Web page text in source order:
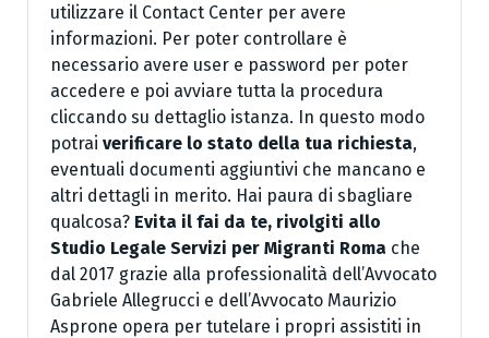
utilizzare il Contact Center per avere
informazioni. Per poter controllare è
necessario avere user e password per poter
accedere e poi avviare tutta la procedura
cliccando su dettaglio istanza. In questo modo
potrai verificare lo stato della tua richiesta,
eventuali documenti aggiuntivi che mancano e
altri dettagli in merito. Hai paura di sbagliare
qualcosa? Evita il fai da te, rivolgiti allo
Studio Legale Servizi per Migranti Roma che
dal 2017 grazie alla professionalità dell’Avvocato
Gabriele Allegrucci e dell’Avvocato Maurizio
Asprone opera per tutelare i propri assistiti in